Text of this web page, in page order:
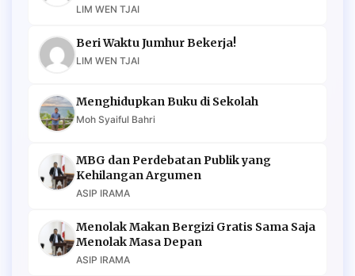
LIM WEN TJAI
Beri Waktu Jumhur Bekerja!
LIM WEN TJAI
Menghidupkan Buku di Sekolah
Moh Syaiful Bahri
MBG dan Perdebatan Publik yang
Kehilangan Argumen
ASIP IRAMA
Menolak Makan Bergizi Gratis Sama Saja
Menolak Masa Depan
ASIP IRAMA